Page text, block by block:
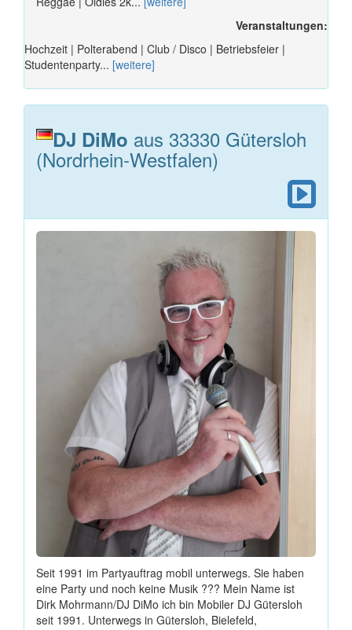
Veranstaltungen:
Hochzeit | Polterabend | Club / Disco | Betriebsfeier |
Studentenparty... [weitere]
DJ DiMo aus 33330 Gütersloh
(Nordrhein-Westfalen)
Seit 1991 im Partyauftrag mobil unterwegs. Sie haben
eine Party und noch keine Musik ??? Mein Name ist
Dirk Mohrmann/DJ DiMo ich bin Mobiler DJ Gütersloh
seit 1991. Unterwegs in Gütersloh, Bielefeld,